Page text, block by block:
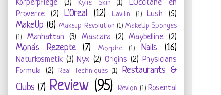
Körperpflege (3) Kylie Skin (1)
L'Occitane en
Provence
(2) L'Oreal (12) Lavilin (1) Lush (5)
MakeUp (8) Makeup Revolution (1) MakeUp Sponges
(1)
Manhattan (3) Mascara (2) Maybelline (2)
Mona's Rezepte (7) Morphe (1) Nails (16)
Naturkosmetik (3) Nyx (2) Origins (2) Physicians
Formula (2) Real Techniques (1) Restaurants &
Clubs (7) Review (95) Revlon (1) Rosental